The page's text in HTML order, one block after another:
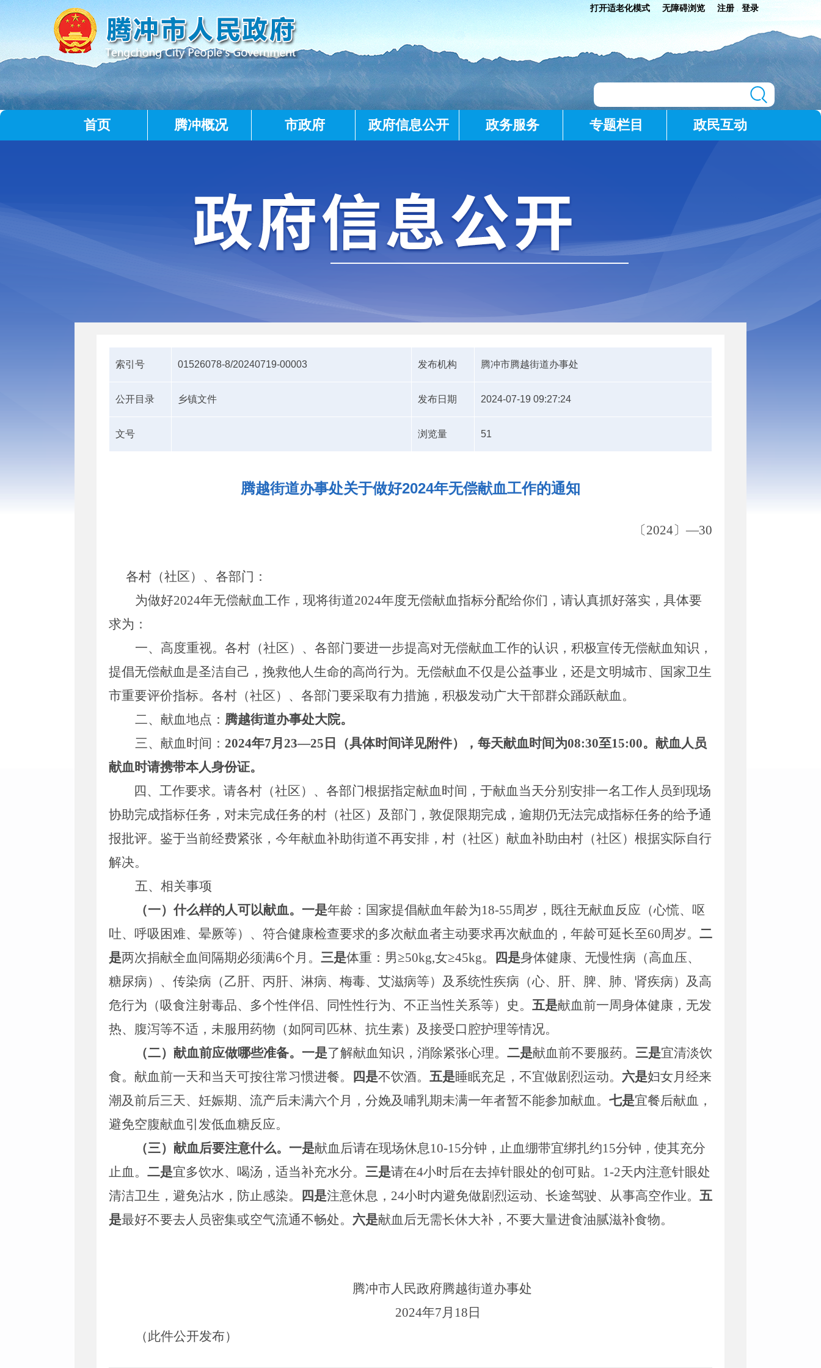
打开适老化模式 无障碍浏览 注册 登录
首页 腾冲概况 市政府 政府信息公开 政务服务 专题栏目 政民互动
索引号 01526078-8/20240719-00003 发布机构 腾冲市腾越街道办事处
公开目录 乡镇文件 发布日期 2024-07-19 09:27:24
文号 浏览量 51
腾越街道办事处关于做好2024年无偿献血工作的通知
〔2024〕—30
各村（社区） 、各部门：
为做好2024年无偿献血工作，现将街道2024年度无偿献血指标分配给你们，请认真抓好落实 ，具体要
求为：
一、 高度重视。 各村（社区） 、各部门要进一步提高对无偿献血工作的认识，积极宣传无偿献血知识，
提倡无偿献血是圣洁自己，挽救他人生命的高尚行为。无偿献血不仅是公益事业，还是文明城市、国家卫生
市重要评价指标。各村（社区） 、各部门要采取有力措施，积极发动广大干部群众踊跃献血。
二、献血地点： 腾越街道办事处大院。
三、献血时间 ： 2024年7月 23—25 日 （具体时间详见附件）， 每天献血时间为08:30至15:00。献血人员
献血时请携带本人身份证。
四、 工作要求。 请各村（社区）、各部门根据指定献血时间，于献血当天分别安排一名工作人员到现场
协助完成指标任务， 对未完成任务的村（社区） 及部门，敦促限期完成，逾期仍无法完成指标任务的给予通
报批评。 鉴于当前经费紧张，今年献血补助街道不再安排，村（社区）献血补助由村（社区）根据实际自行
解决。
五、相关事项
（一）什么样的人可以献血。 一是年龄：国家提倡献血年龄为18-55周岁，既往无献血反应（心慌、呕
吐、呼吸困难、晕厥等）、符合健康检查要求的多次献血者主动要求再次献血的，年龄可延长至60周岁。 二
是两次捐献全血间隔期必须满6个月。 三是体重：男≥50kg,女≥45kg。 四是身体健康、无慢性病（高血压、
糖尿病）、传染病（乙肝、丙肝、淋病、梅毒、艾滋病等）及系统性疾病（心、肝、脾、肺、肾疾病）及高
危行为（吸食注射毒品、多个性伴侣、同性性行为、不正当性关系等）史。 五是献血前一周身体健康，无发
热、腹泻等不适，未服用药物（如阿司匹林、抗生素）及接受口腔护理等情况。
（二） 献血前应做哪些准备。 一是了解献血知识，消除紧张心理。 二是献血前不要服药。 三是宜清淡饮
食。献血前一天和当天可按往常习惯进餐。
四是不饮酒。 五是睡眠充足，不宜做剧烈运动。 六是妇女月经来
潮及前后三天、妊娠期、流产后未满六个月，分娩及哺乳期未满一年者暂不能参加献血。 七是宜餐后献血，
避免空腹献血引发低血糖反应。
（三）献血后要注意什么。 一是献血后请在现场休息10-15分钟，止血绷带宜绑扎约15分钟，使其充分
止血。 二是宜多饮水、喝汤，适当补充水分。 三是请在4小时后在去掉针眼处的创可贴。 1-2天内注意针眼处
清洁卫生，避免沾水，防止感染。
四是注意休息， 24小时内避免做剧烈运动、长途驾驶、从事高空作业。 五
是最好不要去人员密集或空气流通不畅处。 六是献血后无需长休大补，不要大量进食油腻滋补食物。
腾冲市人民政府腾越街道办事处
2024年7月 18 日
（此件公开发布）